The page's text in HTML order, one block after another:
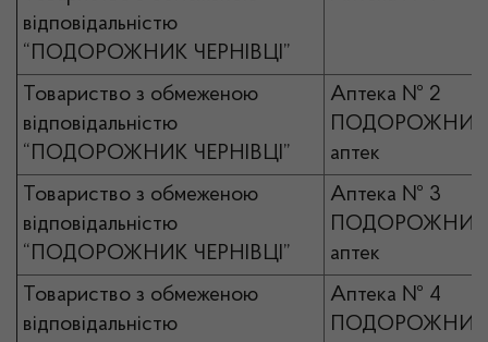
відповідальністю
“ПОДОРОЖНИК ЧЕРНІВЦІ”
Товариство з обмеженою
відповідальністю
“ПОДОРОЖНИК ЧЕРНІВЦІ”
Аптека № 2
ПОДОРОЖНИК
аптек
Товариство з обмеженою
відповідальністю
“ПОДОРОЖНИК ЧЕРНІВЦІ”
Аптека № 3
ПОДОРОЖНИК
аптек
Товариство з обмеженою
відповідальністю
Аптека № 4
ПОДОРОЖНИК